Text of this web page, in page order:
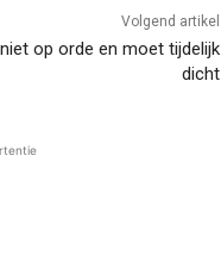
Volgend artikel
op orde en moet tijdelijk
dicht